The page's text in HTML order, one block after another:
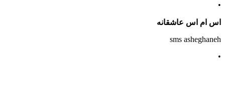
•
اس ام اس عاشقانه
sms asheghaneh
•